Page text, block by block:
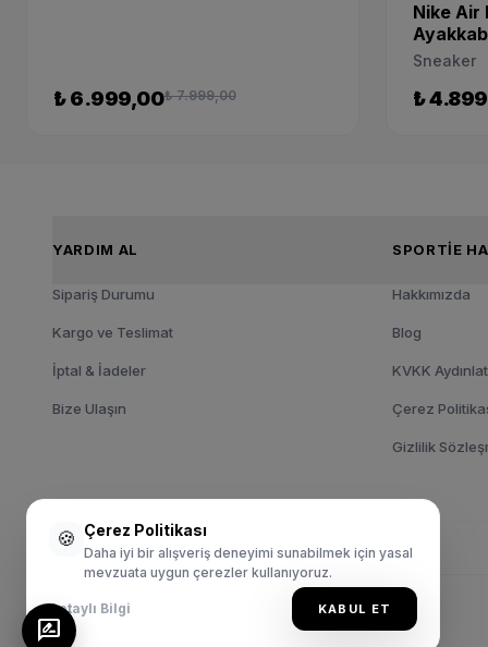
₺ 6.999,00₺ 7.999,00
Nike Air
Sneaker
₺
YARDIM AL
Sipariş Durumu
Kargo ve Teslimat
İptal & İadeler
Bize Ulaşın
Hakkımızda
Blog
KVKK
Çerez
Gizlilik
© 2024 Sportie.com.tr. Tüm Hakları Saklıdır.
🍪 Çerez Politikası
Daha iyi bir alışveriş deneyimi sunabilmek için yasal
mevzuata uygun çerezler kullanıyoruz.
Detaylı Bilgi KABUL ET
rate_review